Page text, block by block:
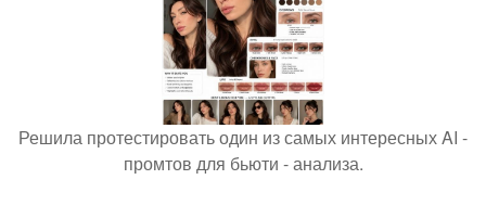
Решила протестировать один из самых интересных AI -
промтов для бьюти - анализа.